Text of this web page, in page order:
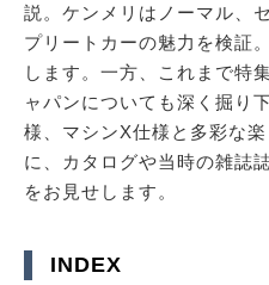
説。ケンメリはノーマル、
プリートカーの魅力を検証
します。一方、これまで特
ャパンについても深く掘り
様、マシンX仕様と多彩な
に、カタログや当時の雑誌
をお見せします。
INDEX